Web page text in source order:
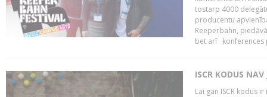
tostarp 4000
producentu
Reeperbahn,
bet arī konferences
ISCR KODUS
Lai gan ISCR kodus